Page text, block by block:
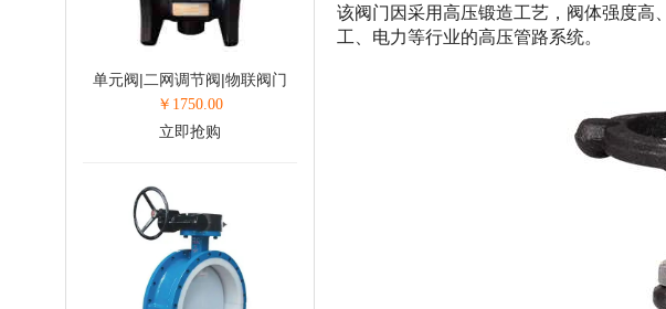
该阀门因采用高压锻造工艺，阀体强度
工、电力等行业的高压管路系统。
单元阀|二网调节阀|物联阀门
￥ 1750.00
立即抢购